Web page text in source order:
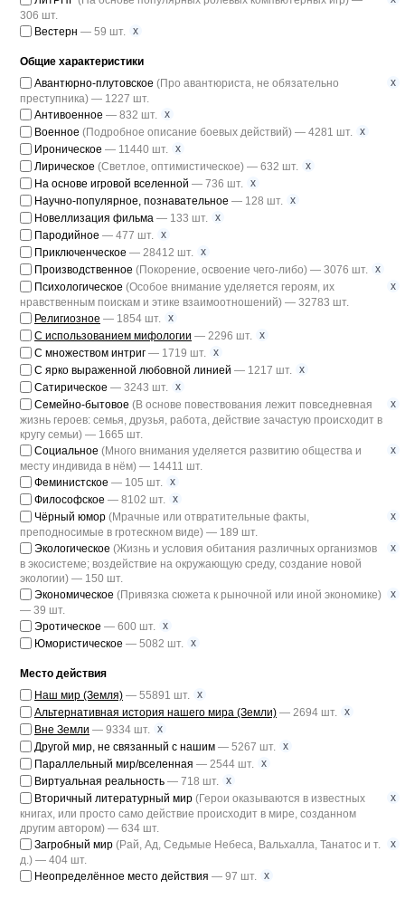
306 шт.
Вестерн — 59 шт. x
Общие характеристики
Авантюрно-плутовское (Про авантюриста, не обязательно
преступника) — 1227 шт.
x
Антивоенное — 832 шт. x
Военное (Подробное описание боевых действий) — 4281 шт. x
Ироническое — 11440 шт. x
Лирическое (Светлое, оптимистическое) — 632 шт. x
На основе игровой вселенной — 736 шт. x
Научно-популярное, познавательное — 128 шт. x
Новеллизация фильма — 133 шт. x
Пародийное — 477 шт. x
Приключенческое — 28412 шт. x
Производственное (Покорение, освоение чего-либо) — 3076 шт. x
Психологическое (Особое внимание уделяется героям, их
нравственным поискам и этике взаимоотношений) — 32783 шт.
x
Религиозное — 1854 шт. x
С использованием мифологии — 2296 шт. x
С множеством интриг — 1719 шт. x
С ярко выраженной любовной линией — 1217 шт. x
Сатирическое — 3243 шт. x
Семейно-бытовое (В основе повествования лежит повседневная
жизнь героев: семья, друзья, работа, действие зачастую происходит в
кругу семьи) — 1665 шт.
x
Социальное (Много внимания уделяется развитию общества и
месту индивида в нём) — 14411 шт.
x
Феминистское — 105 шт. x
Философское — 8102 шт. x
Чёрный юмор (Мрачные или отвратительные факты,
преподносимые в гротескном виде) — 189 шт.
x
Экологическое (Жизнь и условия обитания различных организмов
в экосистеме; воздействие на окружающую среду, создание новой
экологии) — 150 шт.
x
Экономическое (Привязка сюжета к рыночной или иной экономике)
— 39 шт.
x
Эротическое — 600 шт. x
Юмористическое — 5082 шт. x
Место действия
Наш мир (Земля) — 55891 шт. x
Альтернативная история нашего мира (Земли) — 2694 шт. x
Вне Земли — 9334 шт. x
Другой мир, не связанный с нашим — 5267 шт. x
Параллельный мир/вселенная — 2544 шт. x
Виртуальная реальность — 718 шт. x
Вторичный литературный мир (Герои оказываются в известных
книгах, или просто само действие происходит в мире, созданном
другим автором) — 634 шт.
x
Загробный мир (Рай, Ад, Седьмые Небеса, Вальхалла, Танатос и т.
д.) — 404 шт.
x
Неопределённое место действия — 97 шт. x